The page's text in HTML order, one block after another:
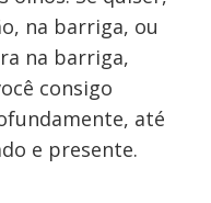
na barriga, ou
na barriga,
consigo
até
e presente.